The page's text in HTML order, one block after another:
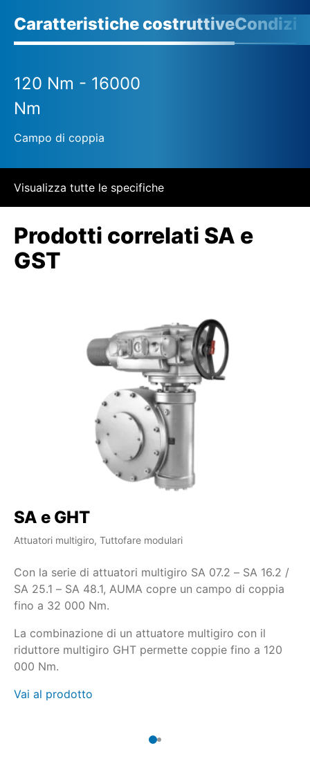
Caratteristiche costruttive
120 Nm - 16000
Nm
Campo di coppia
Visualizza tutte le specifiche
Prodotti correlati SA e
GST
SA e GHT
Attuatori multigiro, Tuttofare modulari
Con la serie di attuatori multigiro SA 07.2 – SA 16.2 /
SA 25.1 – SA 48.1, AUMA copre un campo di coppia
fino a 32 000 Nm.
La combinazione di un attuatore multigiro con il
riduttore multigiro GHT permette coppie fino a 120
000 Nm.
Vai al prodotto